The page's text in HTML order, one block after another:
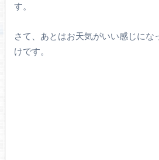
す。
さて、あとはお天気がいい感じにな
けです。